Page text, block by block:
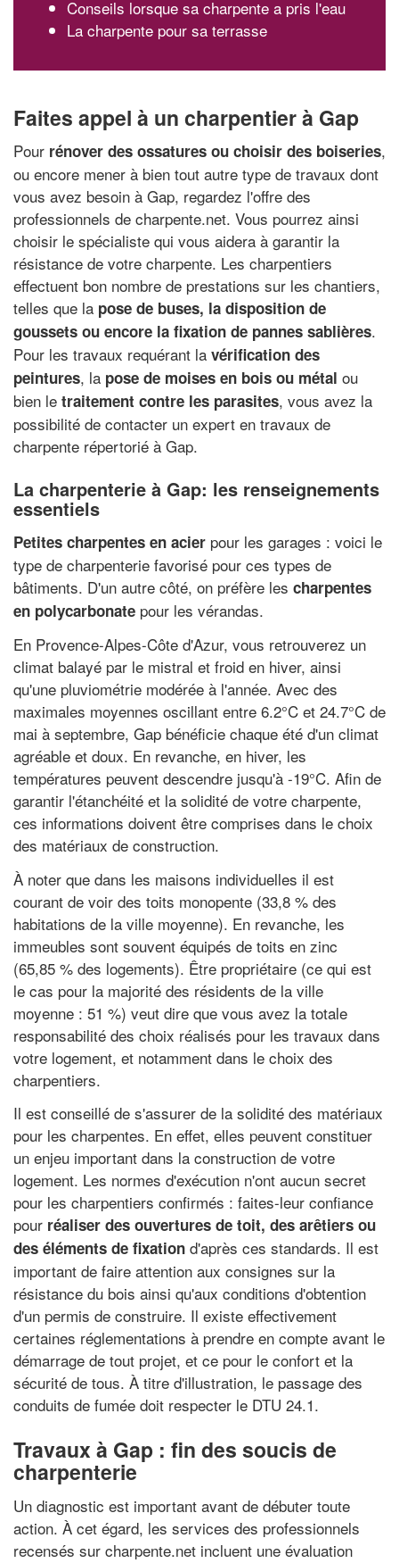
Conseils lorsque sa charpente a pris l'eau
La charpente pour sa terrasse
Faites appel à un charpentier à Gap
Pour rénover des ossatures ou choisir des boiseries,
ou encore mener à bien tout autre type de travaux dont
vous avez besoin à Gap, regardez l'offre des
professionnels de charpente.net. Vous pourrez ainsi
choisir le spécialiste qui vous aidera à garantir la
résistance de votre charpente. Les charpentiers
effectuent bon nombre de prestations sur les chantiers,
telles que la pose de buses, la disposition de
goussets ou encore la fixation de pannes sablières.
Pour les travaux requérant la vérification des
peintures, la pose de moises en bois ou métal ou
bien le traitement contre les parasites, vous avez la
possibilité de contacter un expert en travaux de
charpente répertorié à Gap.
La charpenterie à Gap: les renseignements
essentiels
Petites charpentes en acier pour les garages : voici le
type de charpenterie favorisé pour ces types de
bâtiments. D'un autre côté, on préfère les charpentes
en polycarbonate pour les vérandas.
En Provence-Alpes-Côte d'Azur, vous retrouverez un
climat balayé par le mistral et froid en hiver, ainsi
qu'une pluviométrie modérée à l'année. Avec des
maximales moyennes oscillant entre 6.2°C et 24.7°C de
mai à septembre, Gap bénéficie chaque été d'un climat
agréable et doux. En revanche, en hiver, les
températures peuvent descendre jusqu'à -19°C. Afin de
garantir l'étanchéité et la solidité de votre charpente,
ces informations doivent être comprises dans le choix
des matériaux de construction.
À noter que dans les maisons individuelles il est
courant de voir des toits monopente (33,8 % des
habitations de la ville moyenne). En revanche, les
immeubles sont souvent équipés de toits en zinc
(65,85 % des logements). Être propriétaire (ce qui est
le cas pour la majorité des résidents de la ville
moyenne : 51 %) veut dire que vous avez la totale
responsabilité des choix réalisés pour les travaux dans
votre logement, et notamment dans le choix des
charpentiers.
Il est conseillé de s'assurer de la solidité des matériaux
pour les charpentes. En effet, elles peuvent constituer
un enjeu important dans la construction de votre
logement. Les normes d'exécution n'ont aucun secret
pour les charpentiers confirmés : faites-leur confiance
pour réaliser des ouvertures de toit, des arêtiers ou
des éléments de fixation d'après ces standards. Il est
important de faire attention aux consignes sur la
résistance du bois ainsi qu'aux conditions d'obtention
d'un permis de construire. Il existe effectivement
certaines réglementations à prendre en compte avant le
démarrage de tout projet, et ce pour le confort et la
sécurité de tous. À titre d'illustration, le passage des
conduits de fumée doit respecter le DTU 24.1.
Travaux à Gap : fin des soucis de
charpenterie
Un diagnostic est important avant de débuter toute
action. À cet égard, les services des professionnels
recensés sur charpente.net incluent une évaluation